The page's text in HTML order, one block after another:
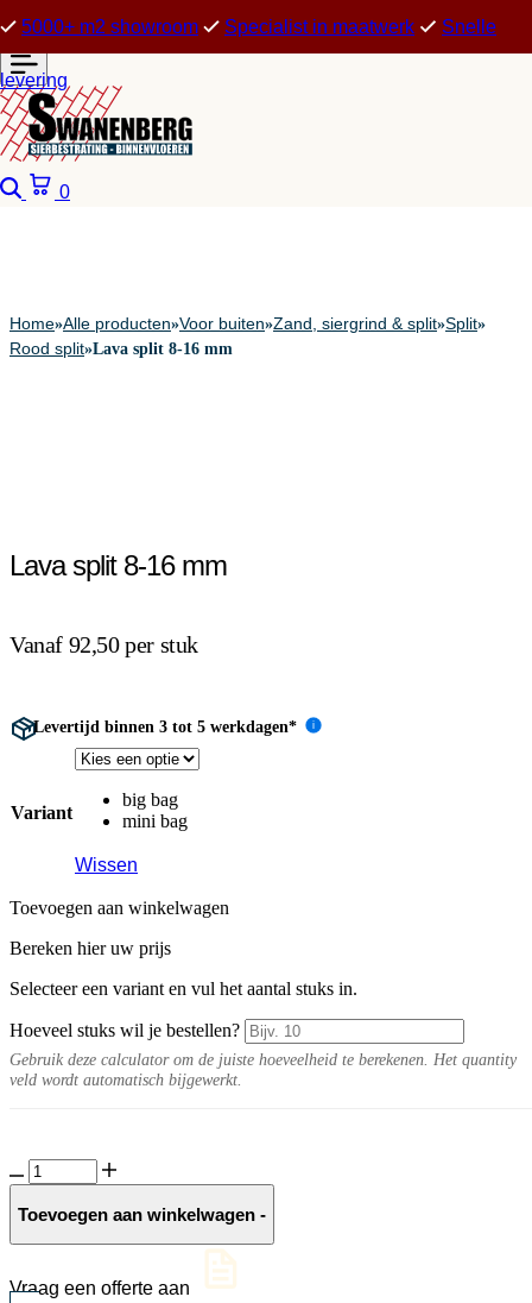
5000+ m2 showroom Specialist in maatwerk Snelle
levering
Zoeken
0
Home»Alle producten»Voor buiten»Zand, siergrind & split»Split»
Rood split»Lava split 8-16 mm
Lava split 8-16 mm
Vanaf 92,50 per stuk
Levertijd binnen 3 tot 5 werkdagen* i
Variant
big bag
mini bag
Wissen
Toevoegen aan winkelwagen
Bereken hier uw prijs
Selecteer een variant en vul het aantal stuks in.
Hoeveel stuks wil je bestellen?
Gebruik deze calculator om de juiste hoeveelheid te berekenen. Het quantity
veld wordt automatisch bijgewerkt.
Lava
split
8-
Toevoegen aan winkelwagen -
Vraag een offerte aan